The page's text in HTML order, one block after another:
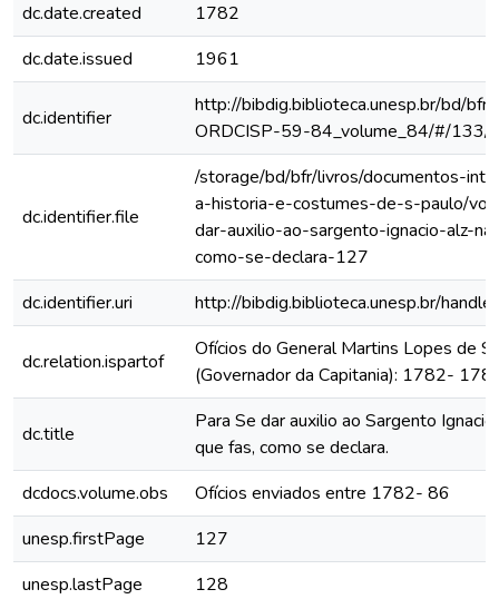
dc.date.created
1782
dc.date.issued
1961
dc.identifier
http://bibdig.biblioteca.unesp.br/bd/
ORDCISP-59-84_volume_84/#/133/
dc.identifier.file
/storage/bd/bfr/livros/documentos-
a-historia-e-costumes-de-s-paulo/
dar-auxilio-ao-sargento-ignacio-alz-
como-se-declara-127
dc.identifier.uri
http://bibdig.biblioteca.unesp.br/
dc.relation.ispartof
Ofícios do General Martins Lopes de
(Governador da Capitania): 1782-
dc.title
Para Se dar auxilio ao Sargento
que fas, como se declara.
dcdocs.volume.obs
Ofícios enviados entre 1782- 86
unesp.firstPage
127
unesp.lastPage
128